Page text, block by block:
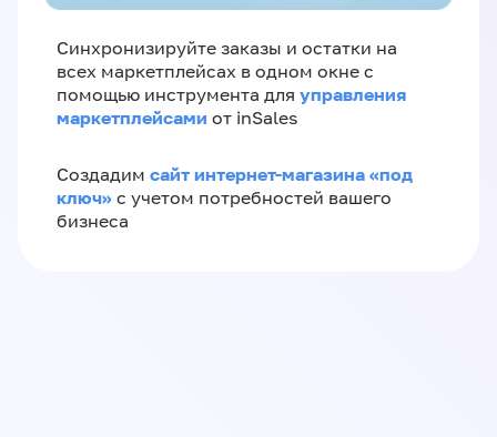
Синхронизируйте заказы и остатки на
всех маркетплейсах в одном окне с
помощью инструмента для управления
маркетплейсами от inSales
Создадим сайт интернет-магазина «под
ключ» с учетом потребностей вашего
бизнеса